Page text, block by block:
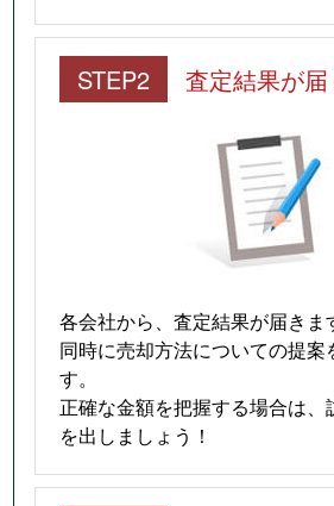
STEP2 査定結果が届
各会社から、査定結果が届きま
同時に売却方法についての提案
す。
正確な金額を把握する場合は、
を出しましょう！